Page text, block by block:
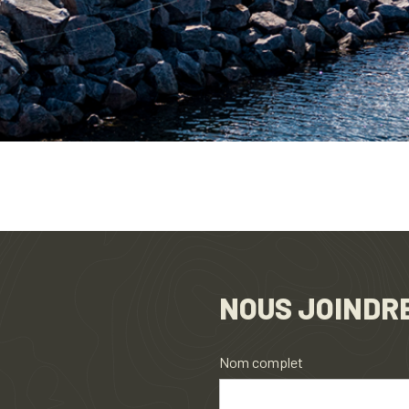
NOUS
Nom complet